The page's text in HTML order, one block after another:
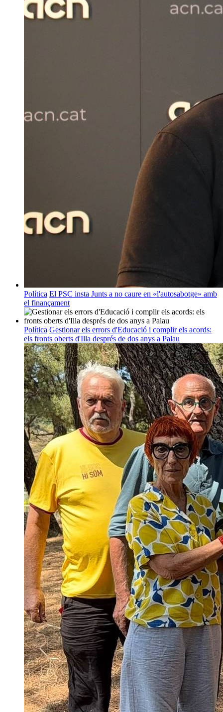
Política El PSC insta Junts a no caure en «l'autosabotge» amb
el finançament
Política Gestionar els errors d'Educació i complir els acords:
els fronts oberts d'Illa després de dos anys a Palau